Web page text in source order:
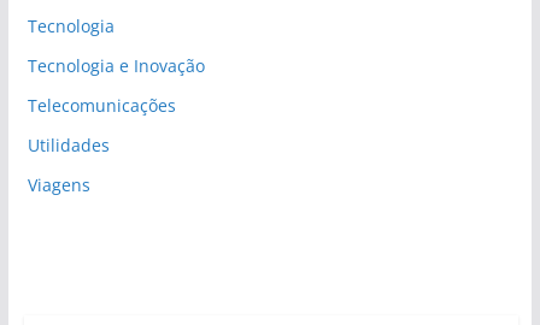
Tecnologia
Tecnologia e Inovação
Telecomunicações
Utilidades
Viagens